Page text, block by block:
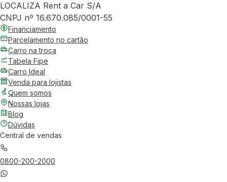
LOCALIZA Rent a Car S/A
CNPJ nº 16.670.085/0001-55
Financiamento
Parcelamento no cartão
Carro na troca
Tabela Fipe
Carro Ideal
Venda para lojistas
Quem somos
Nossas lojas
Blog
Dúvidas
Central de vendas
0800-200-2000